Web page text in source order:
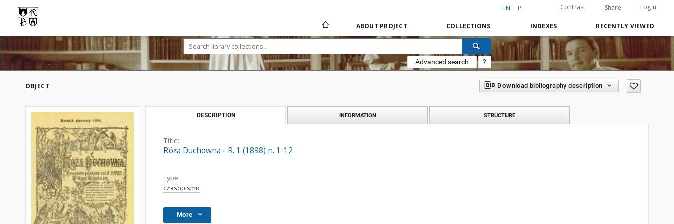
EN PL Contrast Share Login
ABOUT PROJECT COLLECTIONS INDEXES RECENTLY VIEWED
Advanced search ?
OBJECT Download bibliography description
DESCRIPTION INFORMATION STRUCTURE
Title:
Róża Duchowna - R. 1 (1898) n. 1-12
Type:
czasopismo
More